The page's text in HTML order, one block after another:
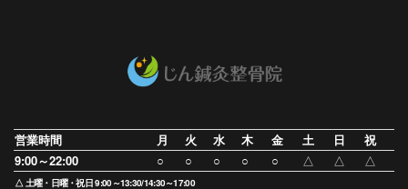
営業時間 月 火 水 木 金 土 日
祝
9:00～22:00
○ ○ ○ ○ ○ △ △ △
△ 土曜・日曜・祝日 9:00～13:30/14:30～17:00